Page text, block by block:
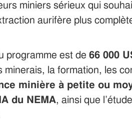
miniers sérieux qui
aurifère plus
programme est de66 000
minerais, la formation, les
minière à petite ou
du NEMA, ainsi que